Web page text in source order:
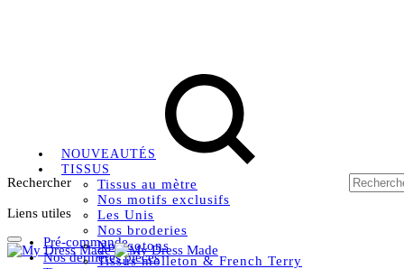
Rechercher
Liens utiles
Pré-commande
Nos dernières pièces
NOUVEAUTÉS
TISSUS
Tissus au mètre
Nos motifs exclusifs
Les Unis
Nos broderies
Nos cotons
Tissus molleton & French Terry